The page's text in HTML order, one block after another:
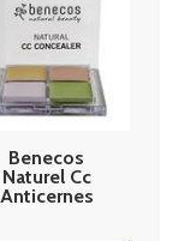
Benecos
Naturel Cc
Anticernes